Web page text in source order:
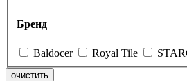
Бренд
Baldocer Royal Tile
очистить